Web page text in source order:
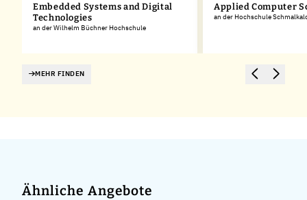
Embedded Systems and Digital
Technologies
an der Wilhelm Büchner Hochschule
Applied Computer
an der Hochschule
MEHR FINDEN
Ähnliche Angebote